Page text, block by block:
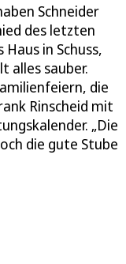
Schneider
des letzten
in Schuss,
alles sauber.
die
Rinscheid mit
„Die
die gute Stube